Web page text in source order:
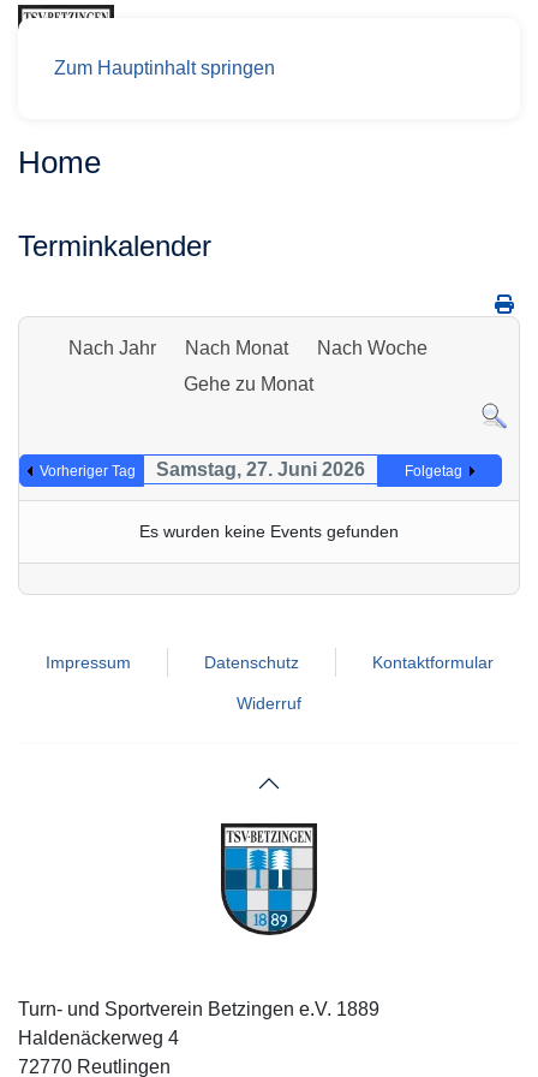
Zum Hauptinhalt springen
Home
Terminkalender
Nach Jahr Nach Monat
Nach Woche
Gehe zu Monat
Vorheriger Tag Samstag, 27. Juni 2026 Folgetag
Es wurden keine Events gefunden
Impressum Datenschutz Kontaktformular
Widerruf
Turn- und Sportverein Betzingen e.V. 1889
Haldenäckerweg 4
72770 Reutlingen